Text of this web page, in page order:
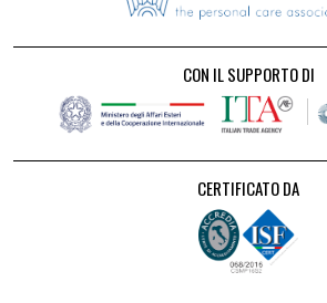
CON IL SUPPORTO DI
CERTIFICATO DA